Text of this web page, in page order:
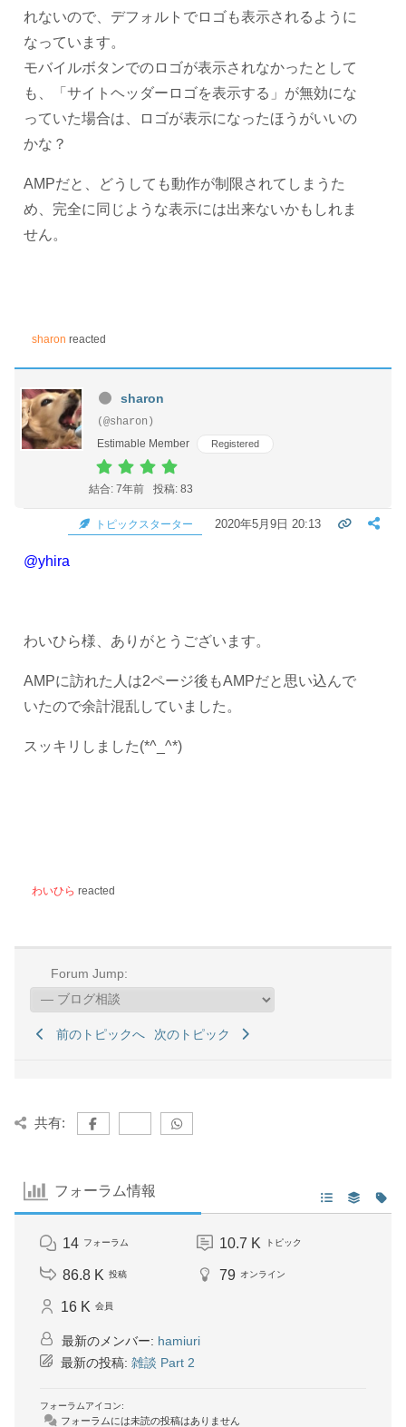
れないので、デフォルトでロゴも表示されるように
なっています。
モバイルボタンでのロゴが表示されなかったとして
も、「サイトヘッダーロゴを表示する」が無効にな
っていた場合は、ロゴが表示になったほうがいいの
かな？
AMPだと、どうしても動作が制限されてしまうた
め、完全に同じような表示には出来ないかもしれま
せん。
sharon reacted
sharon
(@sharon)
Estimable Member
Registered
結合: 7年前 投稿: 83
トピックスターター 2020年5月9日 20:13
@yhira
わいひら様、ありがとうございます。
AMPに訪れた人は2ページ後もAMPだと思い込んで
いたので余計混乱していました。
スッキリしました(*^_^*)
わいひら reacted
Forum Jump:
前のトピックへ 次のトピック
共有:
フォーラム情報
14 フォーラム 10.7 K トピック
86.8 K 投稿 79 オンライン
16 K 会員
最新のメンバー: hamiuri
最新の投稿: 雑談 Part 2
フォーラムアイコン:
フォーラムには未読の投稿はありません